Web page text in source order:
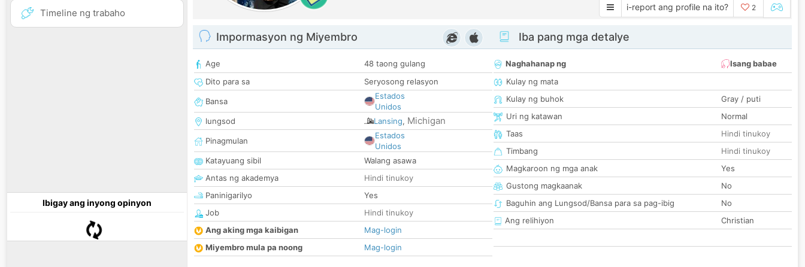
Timeline ng trabaho
Ibigay ang inyong opinyon
i-report ang profile na ito? 2
Impormasyon ng Miyembro
Age
48 taong gulang
Dito para sa
Seryosong relasyon
Bansa
Estados
Unidos
lungsod
Lansing, Michigan
Pinagmulan
Estados
Unidos
Katayuang sibil
Walang asawa
Antas ng akademya
Hindi tinukoy
Paninigarilyo
Yes
Job
Hindi tinukoy
Ang aking mga kaibigan
Mag-login
Miyembro mula pa noong
Mag-login
Iba pang mga detalye
Naghahanap ng
Isang babae
Kulay ng mata
Kulay ng buhok
Gray / puti
Uri ng katawan
Normal
Taas
Hindi tinukoy
Timbang
Hindi tinukoy
Magkaroon ng mga anak
Yes
Gustong magkaanak
No
Baguhin ang Lungsod/Bansa para sa pag-ibig
No
Ang relihiyon
Christian